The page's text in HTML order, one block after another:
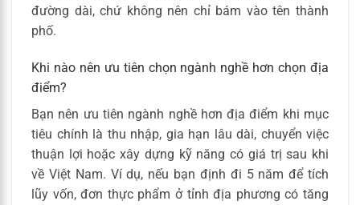
đường dài, chứ không nên chỉ bám vào tên thành
phố.
Khi nào nên ưu tiên chọn ngành nghề hơn chọn địa
điểm?
Bạn nên ưu tiên ngành nghề hơn địa điểm khi mục
tiêu chính là thu nhập, gia hạn lâu dài, chuyển việc
thuận lợi hoặc xây dựng kỹ năng có giá trị sau khi
về Việt Nam. Ví dụ, nếu bạn định đi 5 năm để tích
lũy vốn, đơn thực phẩm ở tỉnh địa phương có tăng